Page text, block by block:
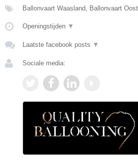
Ballonvaart Waasland, Ballonvaart
Openingstijden ▼
Laatste facebook posts ▼
Sociale media: